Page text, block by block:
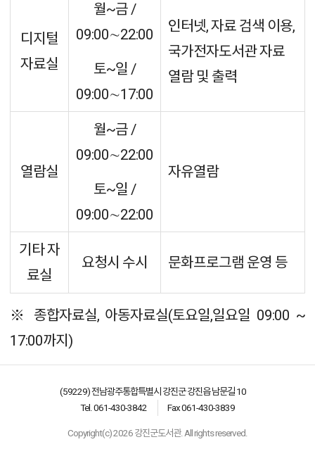
디지털
자료실
월~금 /
09:00∼22:00
토~일 /
09:00∼17:00
인터넷, 자료 검색 이용,
국가전자도서관 자료
열람 및 출력
열람실
월~금 /
09:00∼22:00
토~일 /
09:00∼22:00
자유열람
기타 자
료실
요청시 수시 문화프로그램 운영 등
※ 종합자료실, 아동자료실(토요일,일요일 09:00 ~
17:00까지)
(59229) 전남광주통합특별시 강진군 강진읍 남문길 10
Tel. 061-430-3842
Fax 061-430-3839
Copyright(c) 2026 강진군도서관. All rights reserved.